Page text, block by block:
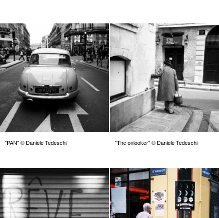
"PAN" © Daniele Tedeschi "The onlooker" © Daniele Tedeschi